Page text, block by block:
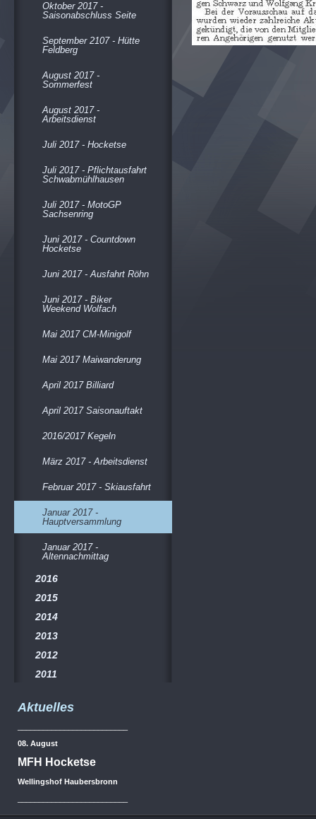
Oktober 2017 -
Saisonabschluss Seite
September 2107 - Hütte
Feldberg
August 2017 -
Sommerfest
August 2017 -
Arbeitsdienst
Juli 2017 - Hocketse
Juli 2017 - Pflichtausfahrt
Schwabmühlhausen
Juli 2017 - MotoGP
Sachsenring
Juni 2017 - Countdown
Hocketse
Juni 2017 - Ausfahrt Röhn
Juni 2017 - Biker
Weekend Wolfach
Mai 2017 CM-Minigolf
Mai 2017 Maiwanderung
April 2017 Billiard
April 2017 Saisonauftakt
2016/2017 Kegeln
März 2017 - Arbeitsdienst
Februar 2017 - Skiausfahrt
Januar 2017 -
Hauptversammlung
Januar 2017 -
Altennachmittag
2016
2015
2014
2013
2012
2011
Aktuelles
08. August
MFH Hocketse
Wellingshof Haubersbronn